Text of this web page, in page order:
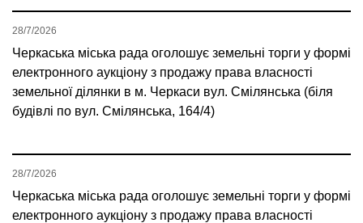
Черкаська міська рада оголошує земельні торги у формі
електронного аукціону з продажу права власності
земельної ділянки в м. Черкаси вул. Смілянська (біля
будівлі по вул. Смілянська, 164/4)
28/7/2026
Черкаська міська рада оголошує земельні торги у формі
електронного аукціону з продажу права власності
28/7/2026